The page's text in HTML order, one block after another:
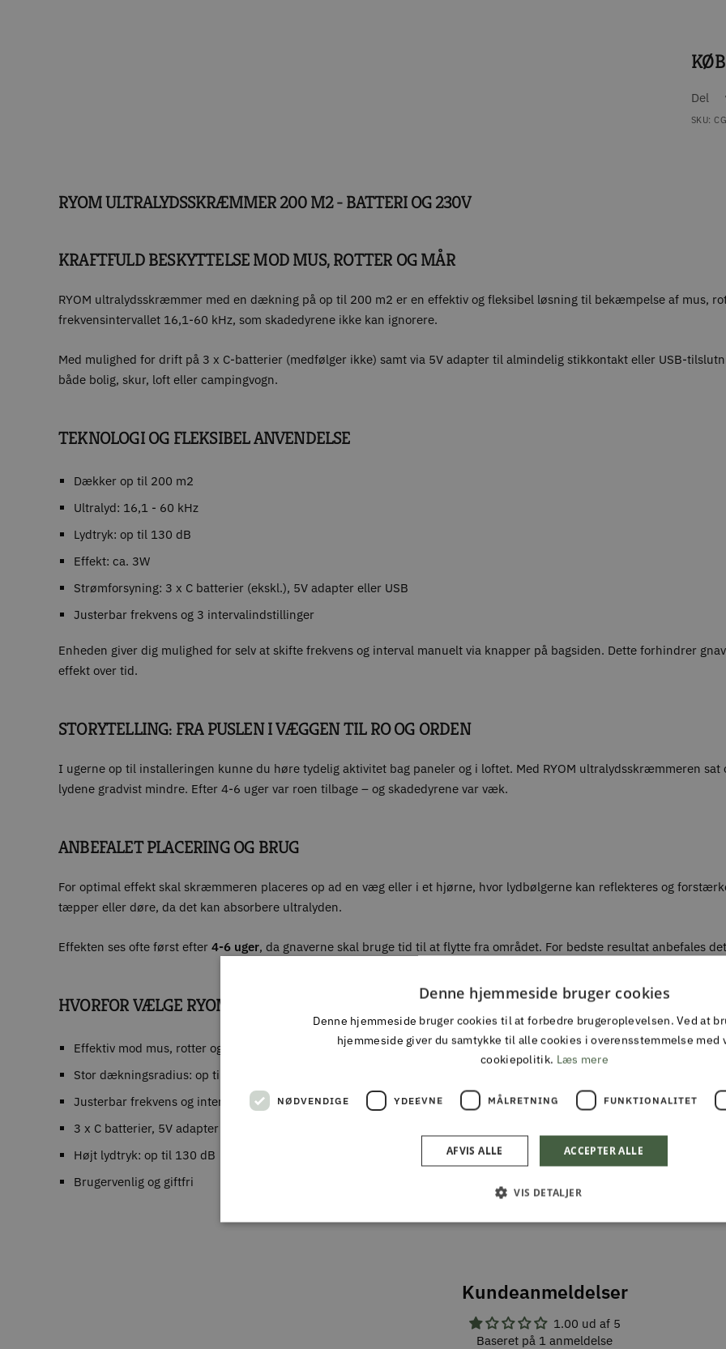
Del
SKU:
RYOM ULTRALYDSSKRÆMMER 200 M2 - BATTERI OG 230V
KRAFTFULD BESKYTTELSE MOD MUS, ROTTER OG MÅR
RYOM ultralydsskræmmer med en dækning på op til 200 m2 er en effektiv og fleksibel løsning til bekæmpelse af mus,
frekvensintervallet 16,1-60 kHz, som skadedyrene ikke kan ignorere.
Med mulighed for drift på 3 x C-batterier (medfølger ikke) samt via 5V adapter til almindelig stikkontakt eller USB-
både bolig, skur, loft eller campingvogn.
TEKNOLOGI OG FLEKSIBEL ANVENDELSE
Dækker op til 200 m2
Ultralyd: 16,1 - 60 kHz
Lydtryk: op til 130 dB
Effekt: ca. 3W
Strømforsyning: 3 x C batterier (ekskl.), 5V adapter eller USB
Justerbar frekvens og 3 intervalindstillinger
Enheden giver dig mulighed for selv at skifte frekvens og interval manuelt via knapper på bagsiden. Dette forhindrer
effekt over tid.
STORYTELLING: FRA PUSLEN I VÆGGEN TIL RO OG ORDEN
I ugerne op til installeringen kunne du høre tydelig aktivitet bag paneler og i loftet. Med RYOM ultralydsskræmmeren
lydene gradvist mindre. Efter 4-6 uger var roen tilbage – og skadedyrene var væk.
ANBEFALET PLACERING OG BRUG
For optimal effekt skal skræmmeren placeres op ad en væg eller i et hjørne, hvor lydbølgerne kan reflekteres og
tæpper eller døre, da det kan absorbere ultralyden.
Effekten ses ofte først efter 4-6 uger, da gnaverne skal bruge tid til at flytte fra området. For bedste resultat anbefales
HVORFOR VÆLGE RYOM ULTRALYDSSKRÆMMER 200 M2?
Effektiv mod mus, rotter og mår
Stor dækningsradius: op til 200 m2
Justerbar frekvens og interval
3 x C batterier, 5V adapter eller USB-drift
Højt lydtryk: op til 130 dB
Brugervenlig og giftfri
Kundeanmeldelser
1.00 ud af 5
Baseret på 1 anmeldelse
Denne hjemmeside bruger cookies
Denne hjemmeside bruger cookies til at forbedre brugeroplevelsen. Ved at
hjemmeside giver du samtykke til alle cookies i overensstemmelse med
cookiepolitik. Læs mere
NØDVENDIGE YDEEVNE MÅLRETNING FUNKTIONALITET
ACCEPTER ALLE
AFVIS ALLE
VIS DETALJER